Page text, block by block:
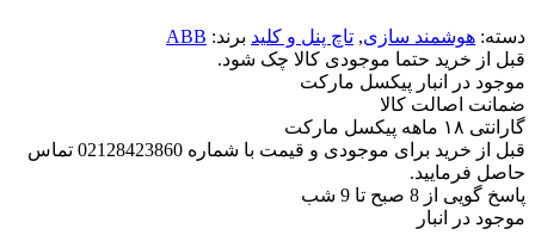
دسته: هوشمند سازی, تاچ پنل و کلید برند: ABB
قبل از خرید حتما موجودی کالا چک شود.
موجود در انبار پیکسل مارکت
ضمانت اصالت کالا
گارانتی ۱۸ ماهه پیکسل مارکت
قبل از خرید برای موجودی و قیمت با شماره 02128423860 تماس
حاصل فرمایید.
پاسخ گویی از 8 صبح تا 9 شب
موجود در انبار